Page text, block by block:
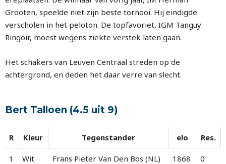
Grooten, speelde niet zijn beste tornooi. Hij eindigde
verscholen in het peloton. De topfavoriet, IGM Tanguy
Ringoir, moest wegens ziekte verstek laten gaan.
Het schakers van Leuven Centraal streden op de
achtergrond, en deden het daar verre van slecht.
Bert Talloen (4.5 uit 9)
R Kleur Tegenstander elo Res.
1 Wit Frans Pieter Van Den Bos (NL) 1868 0